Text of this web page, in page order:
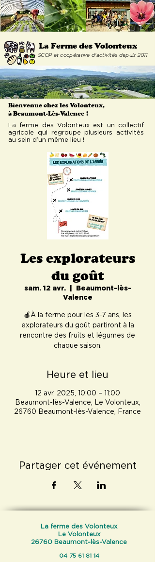
La Ferme des Volonteux
SCOP et coopérative d'activités depuis 2011
Bienvenue chez les Volonteux,
à Beaumont-Lès-Valence !
La ferme des Volonteux est un collectif
agricole qui regroupe plusieurs activités
au sein d’un même lieu !
Les explorateurs
du goût
sam. 12 avr.
  |
Beaumont-lès-
Valence
🍎À la ferme pour les 3-7 ans, les
explorateurs du goût partiront à la
rencontre des fruits et légumes de
chaque saison.
Heure et lieu
12 avr. 2025, 10:00 – 11:00
Beaumont-lès-Valence, Le Volonteux,
26760 Beaumont-lès-Valence, France
Partager cet événement
La ferme des Volonteux
Le Volonteux
26760 Beaumont-lès-Valence
04 75 61 81 14